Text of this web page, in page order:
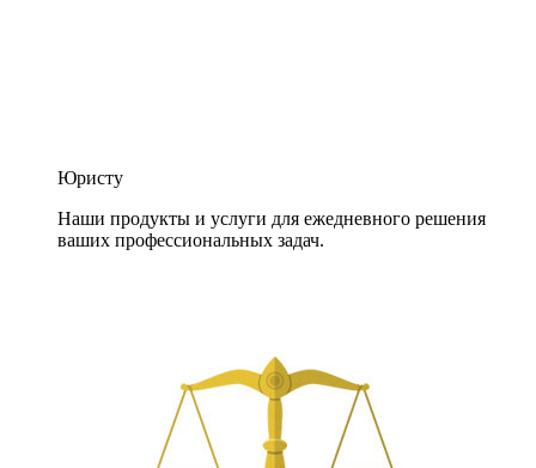
Юристу
Наши продукты и услуги для ежедневного решения
ваших профессиональных задач.